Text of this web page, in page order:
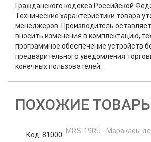
Гражданского кодекса Российской
Технические характеристики товара
менеджеров. Производитель
вносить изменения в комплектацию,
программное обеспечение устройств
предварительного уведомления
конечных пользователей.
ПОХОЖИЕ
Код: 81000